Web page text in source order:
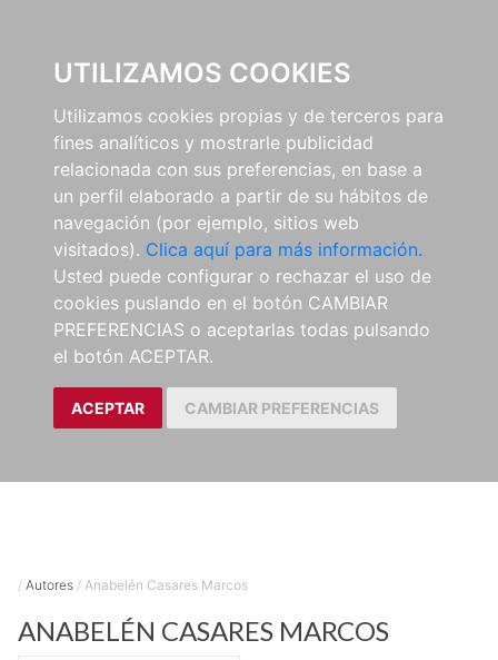
UTILIZAMOS COOKIES
Utilizamos cookies propias y de terceros para
fines analíticos y mostrarle publicidad
relacionada con sus preferencias, en base a
un perfil elaborado a partir de su hábitos de
navegación (por ejemplo, sitios web
visitados). Clica aquí para más información.
Usted puede configurar o rechazar el uso de
cookies puslando en el botón CAMBIAR
PREFERENCIAS o aceptarlas todas pulsando
el botón ACEPTAR.
ACEPTAR CAMBIAR PREFERENCIAS
/ Autores / Anabelén Casares Marcos
ANABELÉN CASARES MARCOS